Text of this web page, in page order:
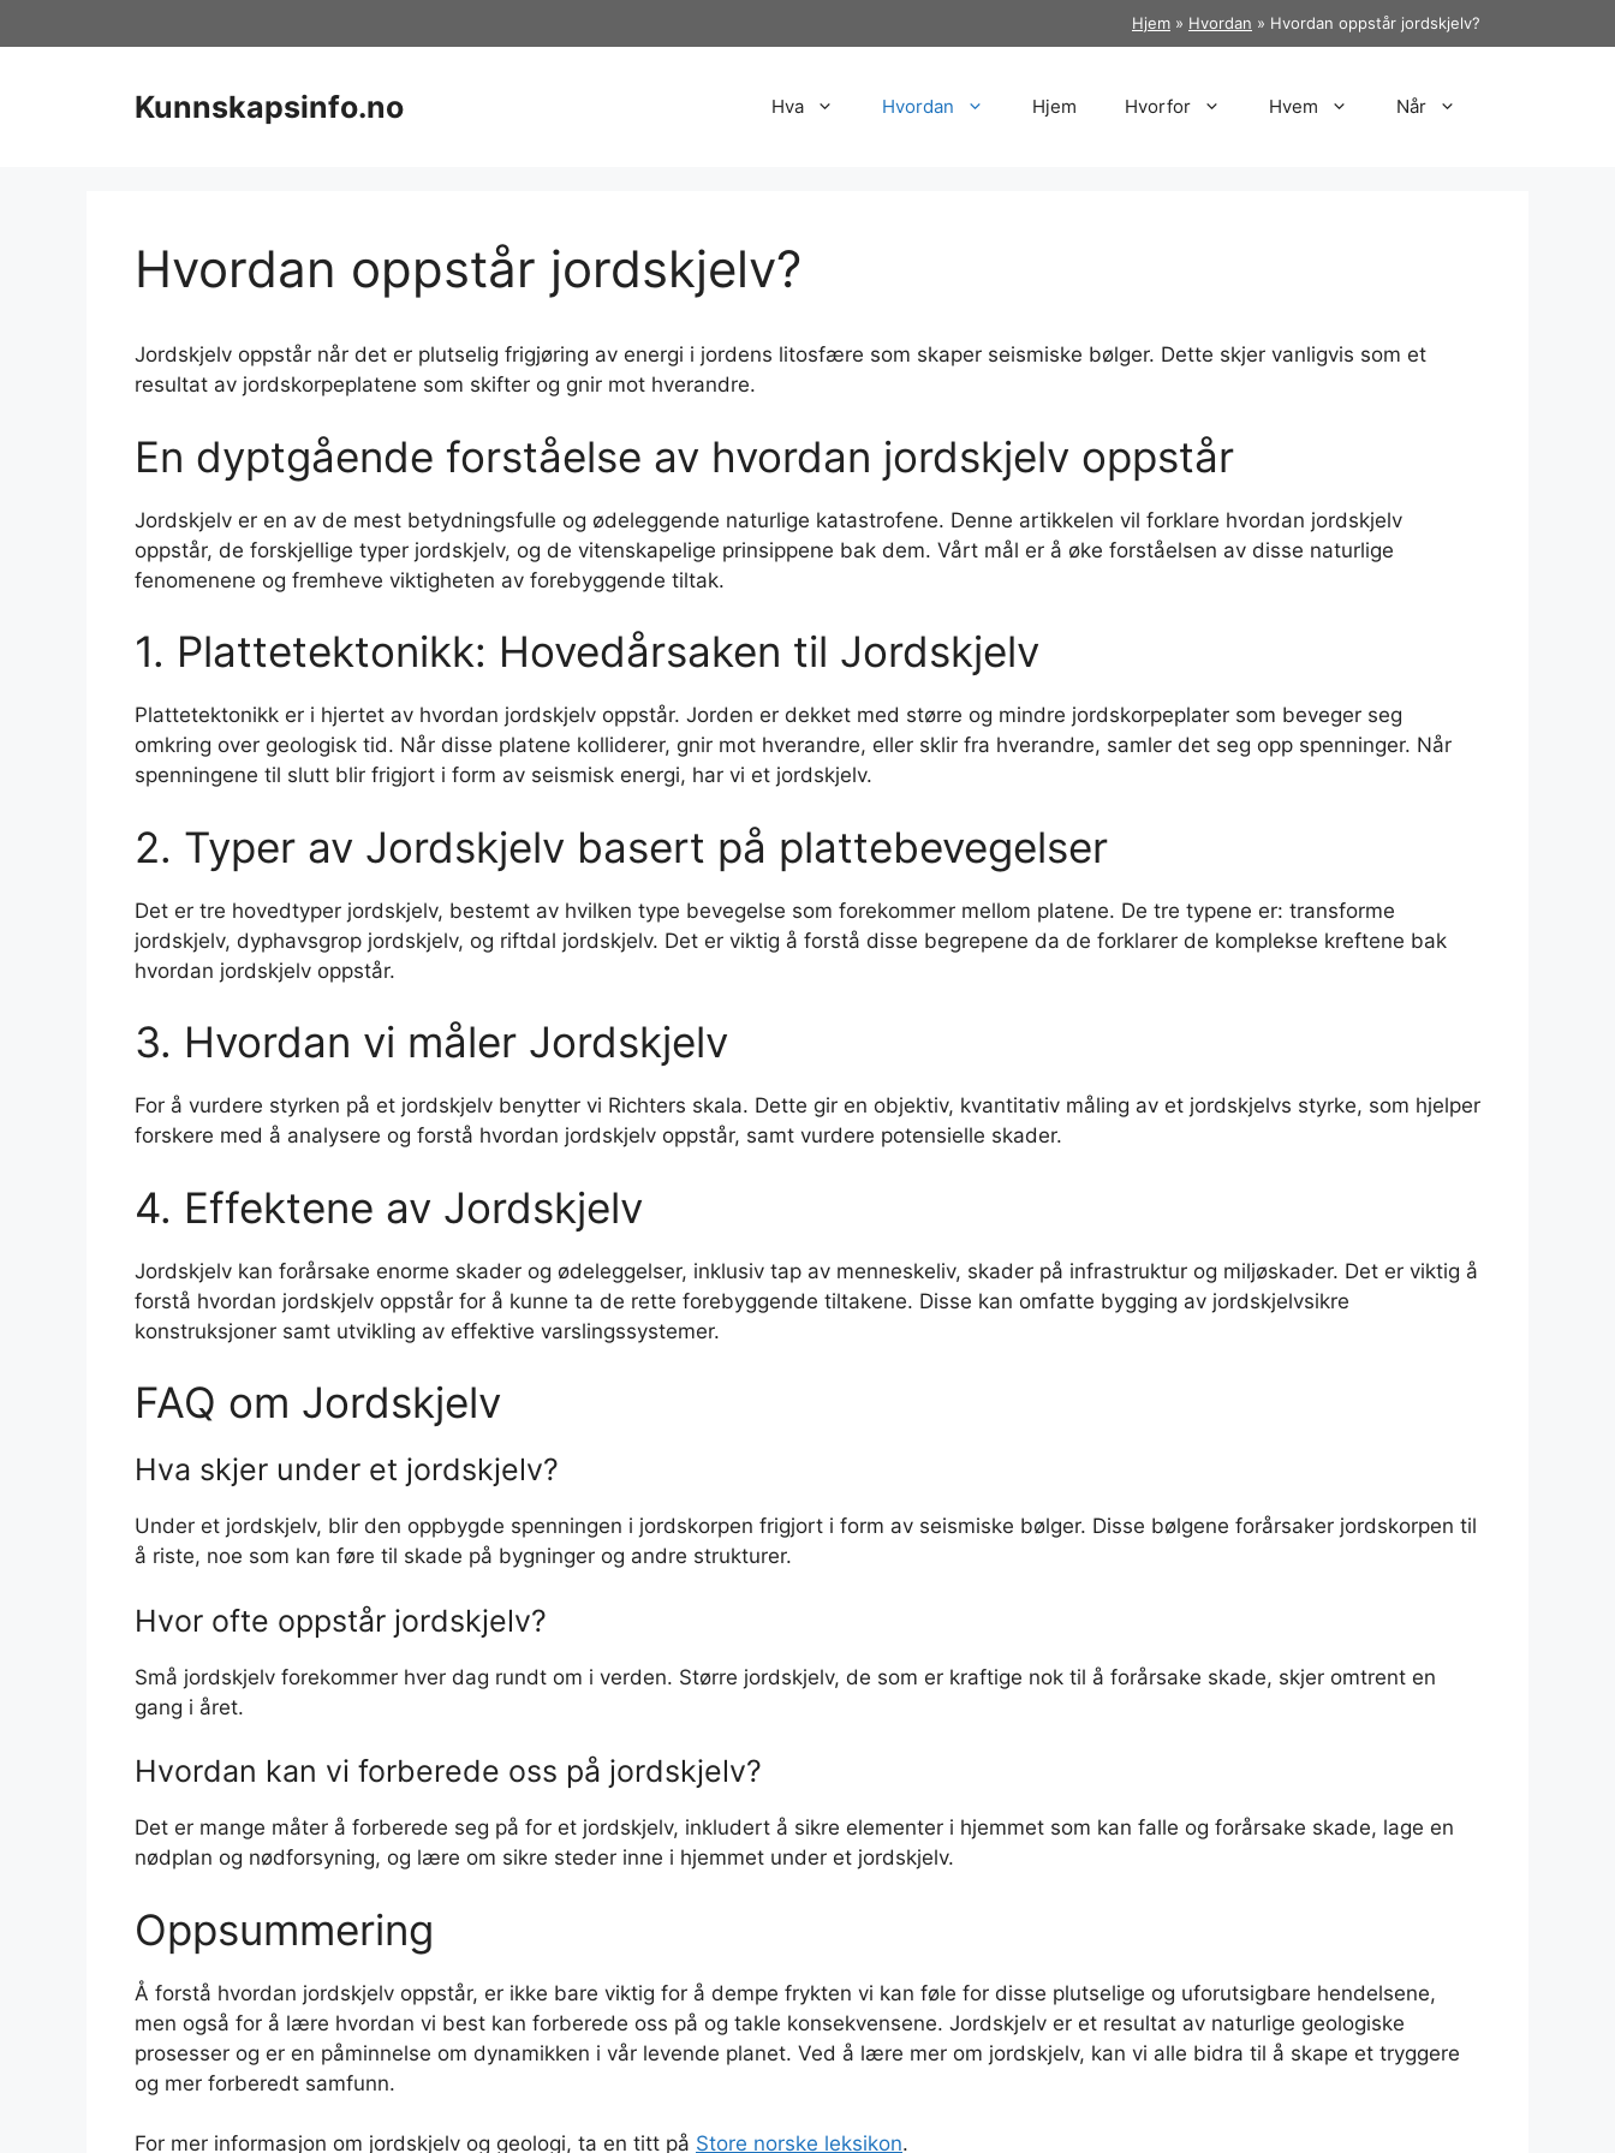
til
Hjem » Hvordan » Hvordan oppstår jordskjelv?
Kunnskapsinfo.no Hva Hvordan Hjem Hvorfor Hvem Når
Hvordan oppstår jordskjelv?
Jordskjelv oppstår når det er plutselig frigjøring av energi i jordens litosfære som skaper seismiske bølger. Dette skjer vanligvis som et
resultat av jordskorpeplatene som skifter og gnir mot hverandre.
En dyptgående forståelse av hvordan jordskjelv oppstår
Jordskjelv er en av de mest betydningsfulle og ødeleggende naturlige katastrofene. Denne artikkelen vil forklare hvordan jordskjelv
oppstår, de forskjellige typer jordskjelv, og de vitenskapelige prinsippene bak dem. Vårt mål er å øke forståelsen av disse naturlige
fenomenene og fremheve viktigheten av forebyggende tiltak.
1. Plattetektonikk: Hovedårsaken til Jordskjelv
Plattetektonikk er i hjertet av hvordan jordskjelv oppstår. Jorden er dekket med større og mindre jordskorpeplater som beveger seg
omkring over geologisk tid. Når disse platene kolliderer, gnir mot hverandre, eller sklir fra hverandre, samler det seg opp spenninger. Når
spenningene til slutt blir frigjort i form av seismisk energi, har vi et jordskjelv.
2. Typer av Jordskjelv basert på plattebevegelser
Det er tre hovedtyper jordskjelv, bestemt av hvilken type bevegelse som forekommer mellom platene. De tre typene er: transforme
jordskjelv, dyphavsgrop jordskjelv, og riftdal jordskjelv. Det er viktig å forstå disse begrepene da de forklarer de komplekse kreftene bak
hvordan jordskjelv oppstår.
3. Hvordan vi måler Jordskjelv
For å vurdere styrken på et jordskjelv benytter vi Richters skala. Dette gir en objektiv, kvantitativ måling av et jordskjelvs styrke, som hjelper
forskere med å analysere og forstå hvordan jordskjelv oppstår, samt vurdere potensielle skader.
4. Effektene av Jordskjelv
Jordskjelv kan forårsake enorme skader og ødeleggelser, inklusiv tap av menneskeliv, skader på infrastruktur og miljøskader. Det er viktig å
forstå hvordan jordskjelv oppstår for å kunne ta de rette forebyggende tiltakene. Disse kan omfatte bygging av jordskjelvsikre
konstruksjoner samt utvikling av effektive varslingssystemer.
FAQ om Jordskjelv
Hva skjer under et jordskjelv?
Under et jordskjelv, blir den oppbygde spenningen i jordskorpen frigjort i form av seismiske bølger. Disse bølgene forårsaker jordskorpen til
å riste, noe som kan føre til skade på bygninger og andre strukturer.
Hvor ofte oppstår jordskjelv?
Små jordskjelv forekommer hver dag rundt om i verden. Større jordskjelv, de som er kraftige nok til å forårsake skade, skjer omtrent en
gang i året.
Hvordan kan vi forberede oss på jordskjelv?
Det er mange måter å forberede seg på for et jordskjelv, inkludert å sikre elementer i hjemmet som kan falle og forårsake skade, lage en
nødplan og nødforsyning, og lære om sikre steder inne i hjemmet under et jordskjelv.
Oppsummering
Å forstå hvordan jordskjelv oppstår, er ikke bare viktig for å dempe frykten vi kan føle for disse plutselige og uforutsigbare hendelsene,
men også for å lære hvordan vi best kan forberede oss på og takle konsekvensene. Jordskjelv er et resultat av naturlige geologiske
prosesser og er en påminnelse om dynamikken i vår levende planet. Ved å lære mer om jordskjelv, kan vi alle bidra til å skape et tryggere
og mer forberedt samfunn.
For mer informasjon om jordskjelv og geologi, ta en titt på Store norske leksikon.